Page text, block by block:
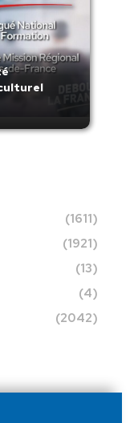
(1611)
(1921)
(13)
(4)
(2042)